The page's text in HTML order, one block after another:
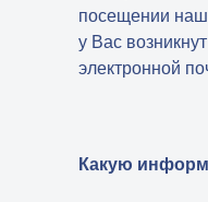
посещении
у Вас
электронной
Какую